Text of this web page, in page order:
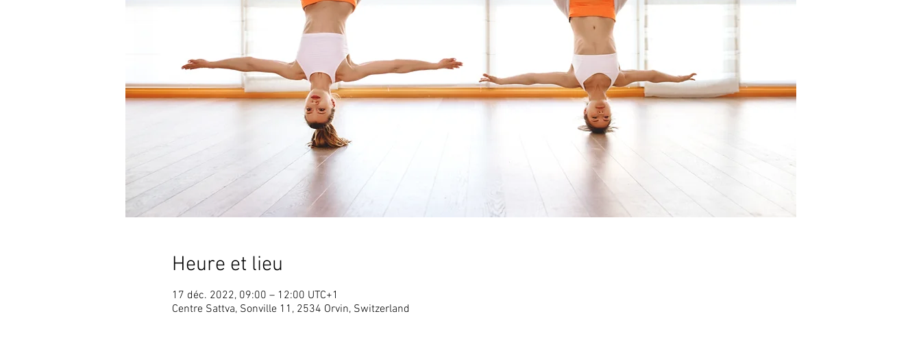
Heure et lieu
17 déc. 2022, 09:00 – 12:00 UTC+1
Centre Sattva, Sonville 11, 2534 Orvin, Switzerland